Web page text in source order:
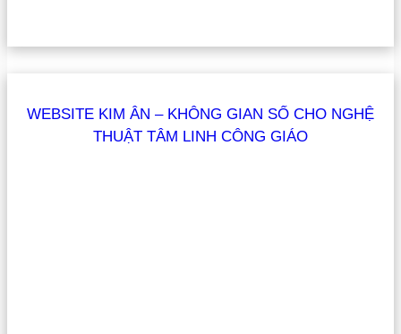
WEBSITE KIM ÂN – KHÔNG GIAN SỐ CHO NGHỆ
THUẬT TÂM LINH CÔNG GIÁO